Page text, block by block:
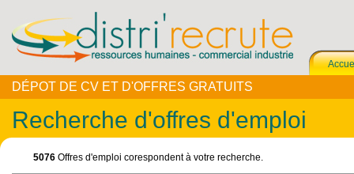
DÉPOT DE CV ET D'OFFRES GRATUITS
Recherche d'offres d'emploi
5076 Offres d'emploi corespondent à votre recherche.